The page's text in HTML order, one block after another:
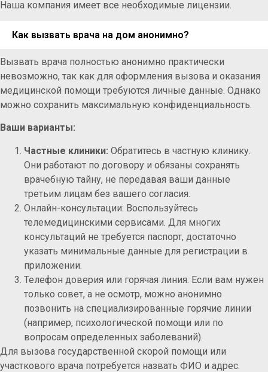
Наша компания имеет все необходимые лицензии.
Как вызвать врача на дом анонимно?
Вызвать врача полностью анонимно практически
невозможно, так как для оформления вызова и оказания
медицинской помощи требуются личные данные. Однако
можно сохранить максимальную конфиденциальность.
Ваши варианты:
Частные клиники: Обратитесь в частную клинику.
Они работают по договору и обязаны сохранять
врачебную тайну, не передавая ваши данные
третьим лицам без вашего согласия.
Онлайн-консультации: Воспользуйтесь
телемедицинскими сервисами. Для многих
консультаций не требуется паспорт, достаточно
указать минимальные данные для регистрации в
приложении.
Телефон доверия или горячая линия: Если вам нужен
только совет, а не осмотр, можно анонимно
позвонить на специализированные горячие линии
(например, психологической помощи или по
вопросам определенных заболеваний).
Для вызова государственной скорой помощи или
участкового врача потребуется назвать ФИО и адрес.